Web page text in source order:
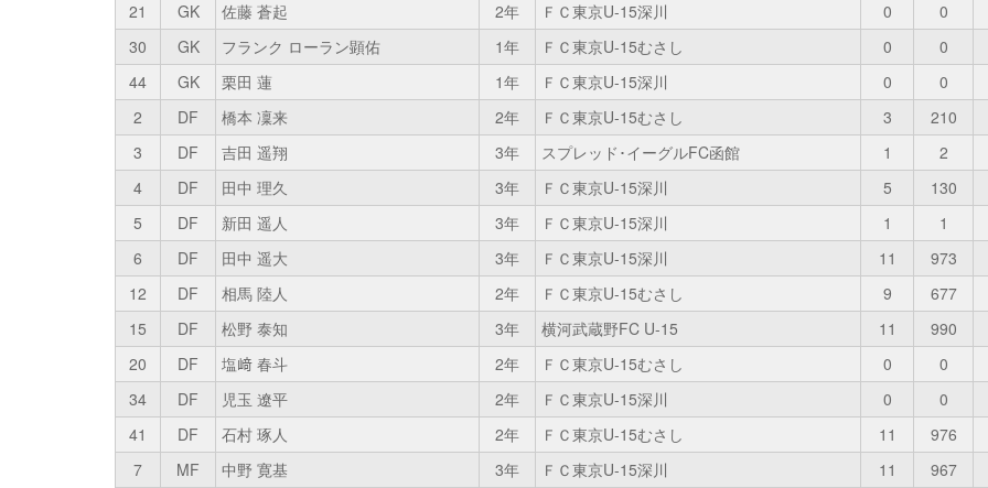
21
GK 佐藤 蒼起 2年 ＦＣ東京U-15深川 0 0
30
GK フランク ローラン顕佑 1年 ＦＣ東京U-15むさし 0 0
44
GK 栗田 蓮 1年 ＦＣ東京U-15深川 0 0
2
DF 橋本 凜来 2年 ＦＣ東京U-15むさし 3 210
3
DF 吉田 遥翔 3年 スプレッド･イーグルFC函館 1 2
4
DF 田中 理久 3年 ＦＣ東京U-15深川 5 130
5
DF 新田 遥人 3年 ＦＣ東京U-15深川 1 1
6
DF 田中 遥大 3年 ＦＣ東京U-15深川 11 973
12
DF 相馬 陸人 2年 ＦＣ東京U-15むさし 9 677
15
DF 松野 泰知 3年 横河武蔵野FC U-15 11 990
20
DF 塩﨑 春斗 2年 ＦＣ東京U-15むさし 0 0
34
DF 児玉 遼平 2年 ＦＣ東京U-15深川 0 0
41
DF 石村 琢人 2年 ＦＣ東京U-15むさし 11 976
7
MF 中野 寛基 3年 ＦＣ東京U-15深川 11 967